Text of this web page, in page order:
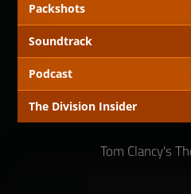
Packshots
Soundtrack
Podcast
The Division Insider
Tom Clancy's